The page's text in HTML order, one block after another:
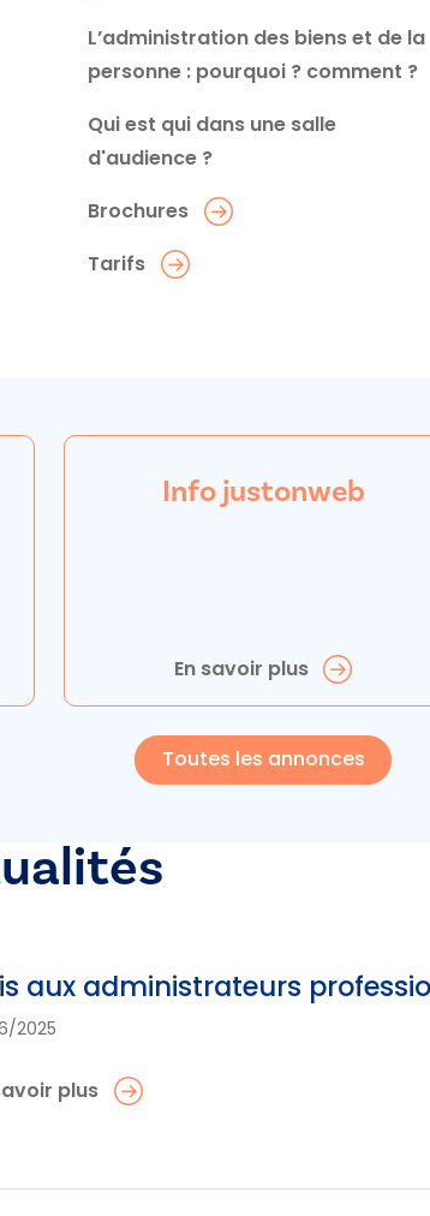
L’administration des biens et de la
personne : pourquoi ? comment ?
Qui est qui dans une salle
d'audience ?
Brochures
Tarifs
Info justonweb
En savoir plus
Toutes les annonces
aux administrateurs
2025
plus